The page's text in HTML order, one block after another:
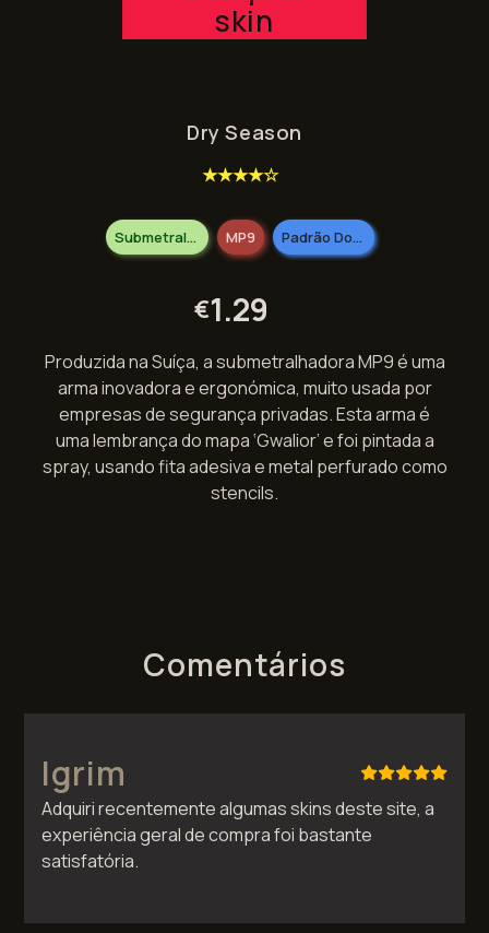
skin
Dry Season
€1.29
MP9 Padrão Doméstico
★★★★☆
Submetralhadoras
Produzida na Suíça, a submetralhadora MP9 é uma
arma inovadora e ergonómica, muito usada por
empresas de segurança privadas. Esta arma é
uma lembrança do mapa ‘Gwalior’ e foi pintada a
spray, usando fita adesiva e metal perfurado como
stencils.
Comentários
Adquiri recentemente algumas skins deste site, a
experiência geral de compra foi bastante
satisfatória.
Igrim